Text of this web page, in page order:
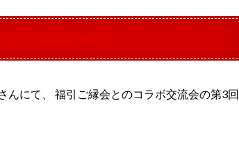
んにて、 福引ご縁会とのコラボ交流会の第3回